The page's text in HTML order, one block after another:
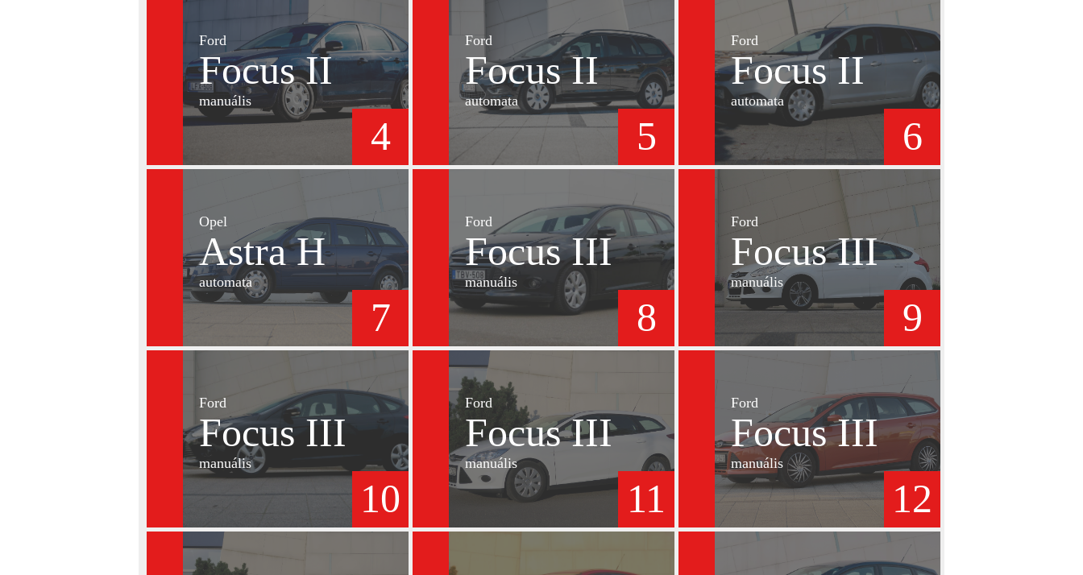
Ford
Focus II
manuális
4
Ford
Focus II
automata
5
Ford
Focus II
automata
6
Opel
Astra H
automata
7
Ford
Focus III
manuális
8
Ford
Focus III
manuális
9
Ford
Focus III
manuális
10
Ford
Focus III
manuális
11
Ford
Focus III
manuális
12